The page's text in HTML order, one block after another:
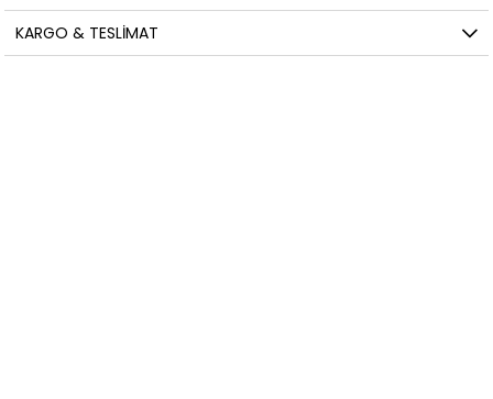
KARGO & TESLIMAT